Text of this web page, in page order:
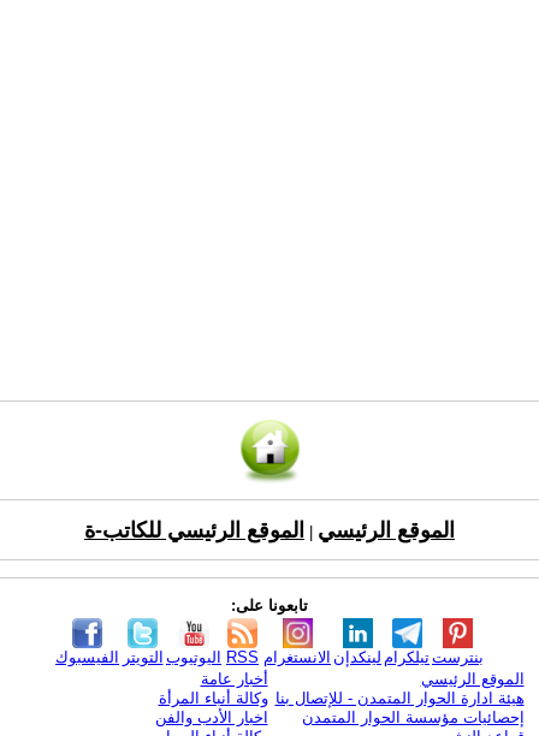
الموقع الرئيسي الموقع الرئيسي للكاتب-ة
تابعونا على:
الفيسبوك التويتر اليوتيوب RSS الانستغرام لينكدإن تيلكرامبنترست
الموقع الرئيسي
هيئة ادارة الحوار المتمدن - للإتصال بنا
إحصائيات مؤسسة الحوار المتمدن
أخبار عامة
وكالة أنباء المرأة
اخبار الأدب والفن